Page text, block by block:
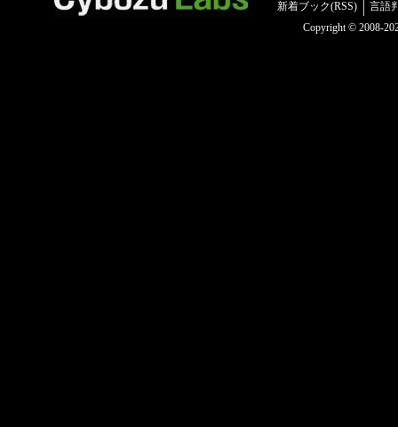
新着ブック(RSS)
言語
Copyright © 2008-